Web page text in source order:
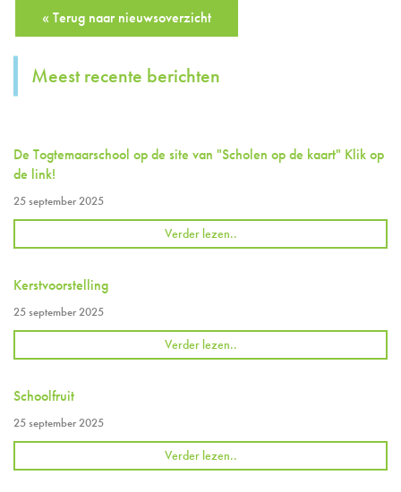
« Terug naar nieuwsoverzicht
Meest recente berichten
De Togtemaarschool op de site van "Scholen op de kaart" Klik op
de link!
25 september 2025
Verder lezen..
Kerstvoorstelling
25 september 2025
Verder lezen..
Schoolfruit
25 september 2025
Verder lezen..